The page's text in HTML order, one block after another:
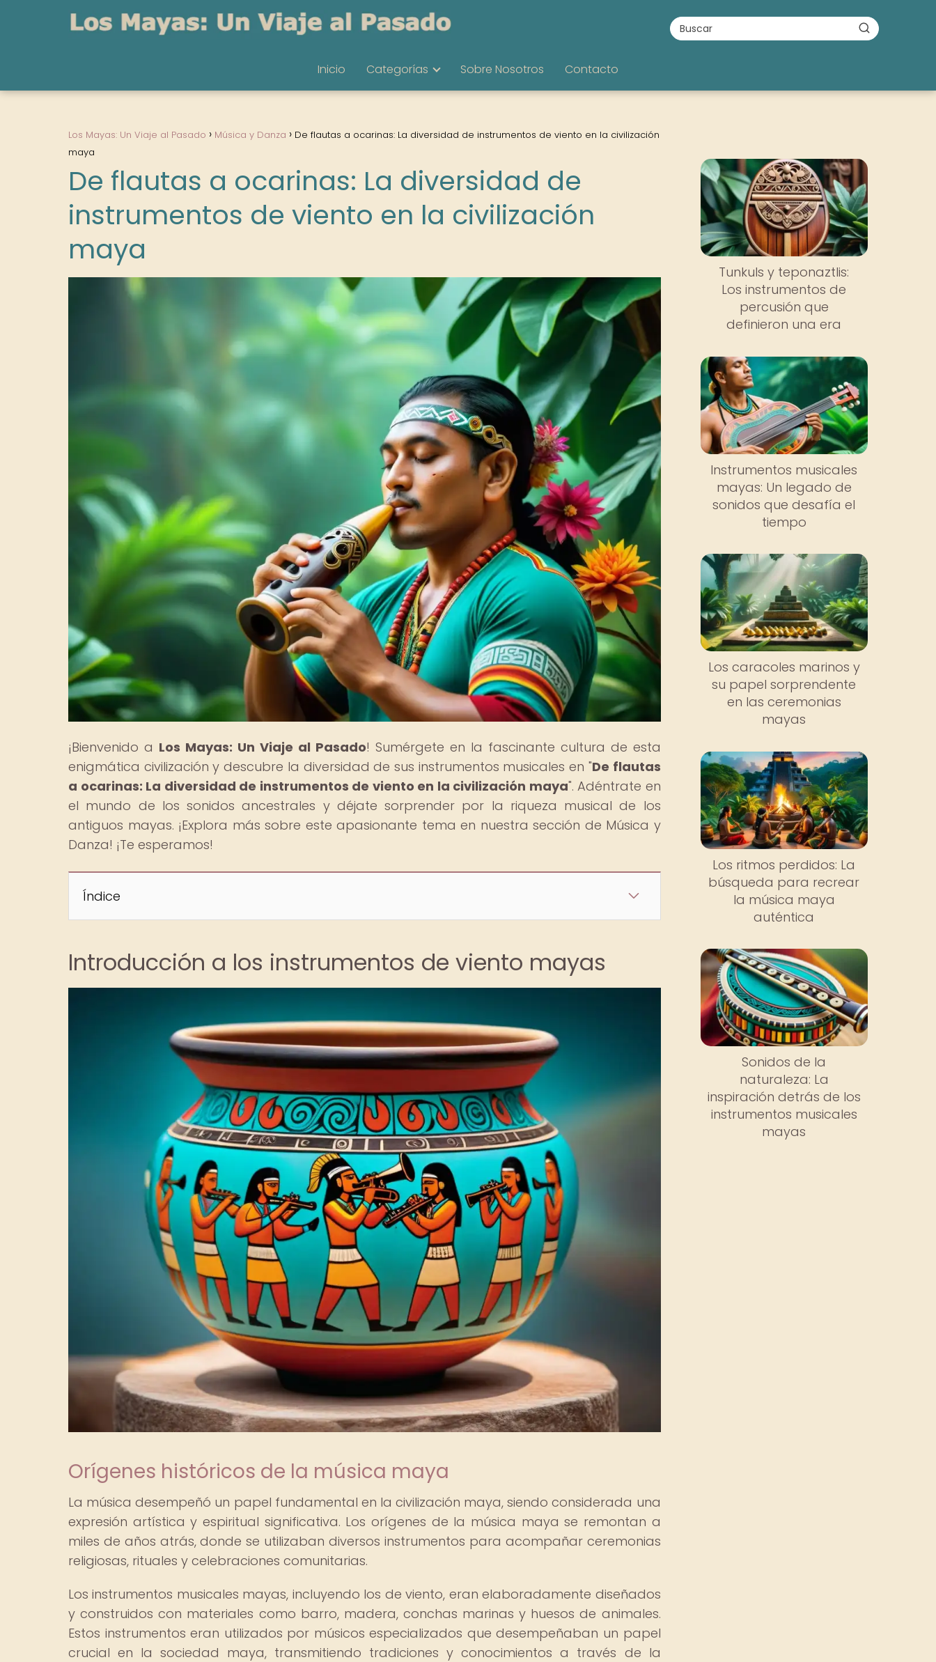
Inicio Categorías Sobre Nosotros Contacto
Los Mayas: Un Viaje al Pasado Música y Danza
De flautas a ocarinas: La diversidad de instrumentos de viento en la civilización
maya
De flautas a ocarinas: La diversidad de
instrumentos de viento en la civilización
maya
¡Bienvenido a Los Mayas: Un Viaje al Pasado! Sumérgete en la fascinante cultura de esta
enigmática civilización y descubre la diversidad de sus instrumentos musicales en "De flautas
a ocarinas: La diversidad de instrumentos de viento en la civilización maya". Adéntrate en
el mundo de los sonidos ancestrales y déjate sorprender por la riqueza musical de los
antiguos mayas. ¡Explora más sobre este apasionante tema en nuestra sección de Música y
Danza! ¡Te esperamos!
Índice
Introducción a los instrumentos de viento mayas
Orígenes históricos de la música maya
La música desempeñó un papel fundamental en la civilización maya, siendo considerada una
expresión artística y espiritual significativa. Los orígenes de la música maya se remontan a
miles de años atrás, donde se utilizaban diversos instrumentos para acompañar ceremonias
religiosas, rituales y celebraciones comunitarias.
Los instrumentos musicales mayas, incluyendo los de viento, eran elaboradamente diseñados
y construidos con materiales como barro, madera, conchas marinas y huesos de animales.
Estos instrumentos eran utilizados por músicos especializados que desempeñaban un papel
crucial en la sociedad maya, transmitiendo tradiciones y conocimientos a través de la
Tunkuls y teponaztlis:
Los instrumentos de
percusión que
definieron una era
Instrumentos musicales
mayas: Un legado de
sonidos que desafía el
tiempo
Los caracoles marinos y
su papel sorprendente
en las ceremonias
mayas
Los ritmos perdidos: La
búsqueda para recrear
la música maya
auténtica
Sonidos de la
naturaleza: La
inspiración detrás de los
instrumentos musicales
mayas